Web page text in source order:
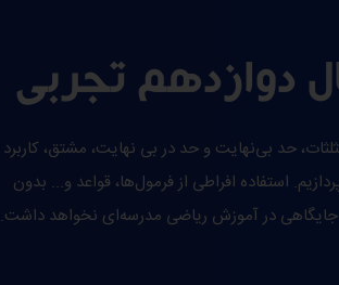
دوازدهم تجربی
حد بی‌نهایت و حد در بی نهایت، مشتق، کاربرد
استفاده افراطی از فرمول‌ها، قواعد و... بدون
جایگاهی در آموزش ریاضی مدرسه‌ای نخواهد داشت.